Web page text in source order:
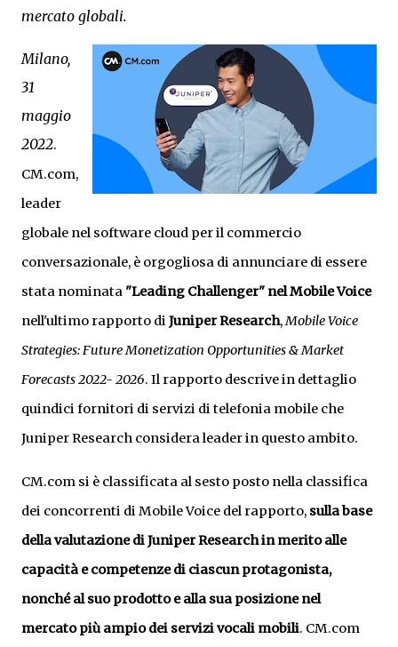
mercato globali.
Milano,
31
maggio
2022.
CM.com,
leader
globale nel software cloud per il commercio
conversazionale, è orgogliosa di annunciare di essere
stata nominata "Leading Challenger" nel Mobile Voice
nell'ultimo rapporto diJuniper Research,Mobile Voice
Strategies: Future Monetization Opportunities & Market
Forecasts 2022- 2026. Il rapporto descrive in dettaglio
quindici fornitori di servizi di telefonia mobile che
Juniper Research considera leader in questo ambito.
CM.com si è classificata al sesto posto nella classifica
dei concorrenti di Mobile Voice del rapporto, sulla base
della valutazione di Juniper Research in merito alle
capacità e competenze di ciascun protagonista,
nonché al suo prodotto e alla sua posizione nel
mercato più ampio dei servizi vocali mobili. CM.com